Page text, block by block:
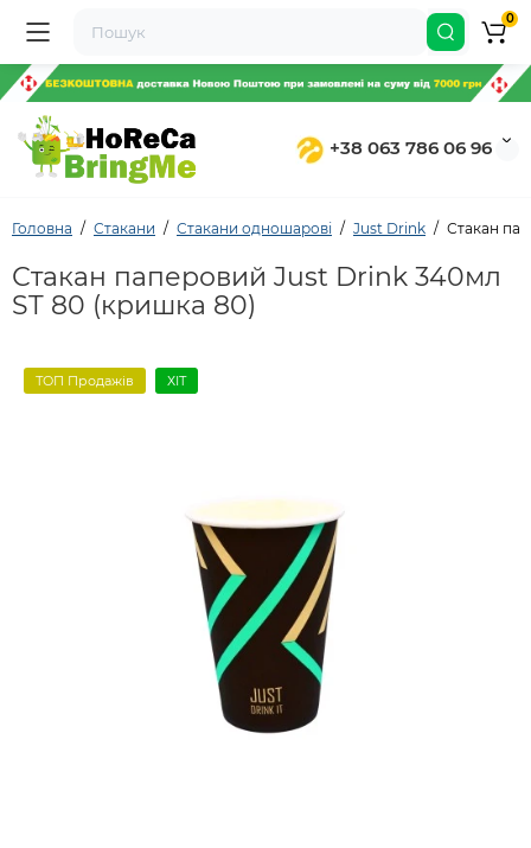
+38 063 786 06 96
0
Головна Стакани Стакани одношарові Just Drink Стакан
Стакан паперовий Just Drink 340мл
ST 80 (кришка 80)
ТОП Продажів ХІТ